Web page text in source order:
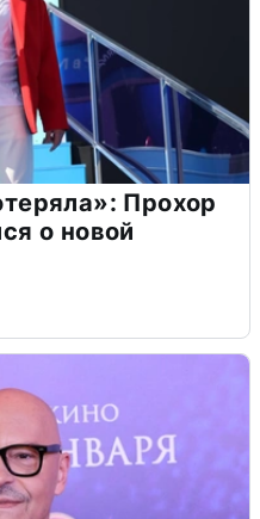
Прохор
о новой